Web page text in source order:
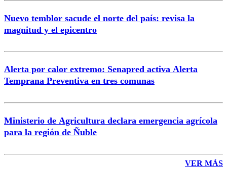
Nuevo temblor sacude el norte del país: revisa la
magnitud y el epicentro
Alerta por calor extremo: Senapred activa Alerta
Temprana Preventiva en tres comunas
Ministerio de Agricultura declara emergencia agrícola
para la región de Ñuble
VER MÁS